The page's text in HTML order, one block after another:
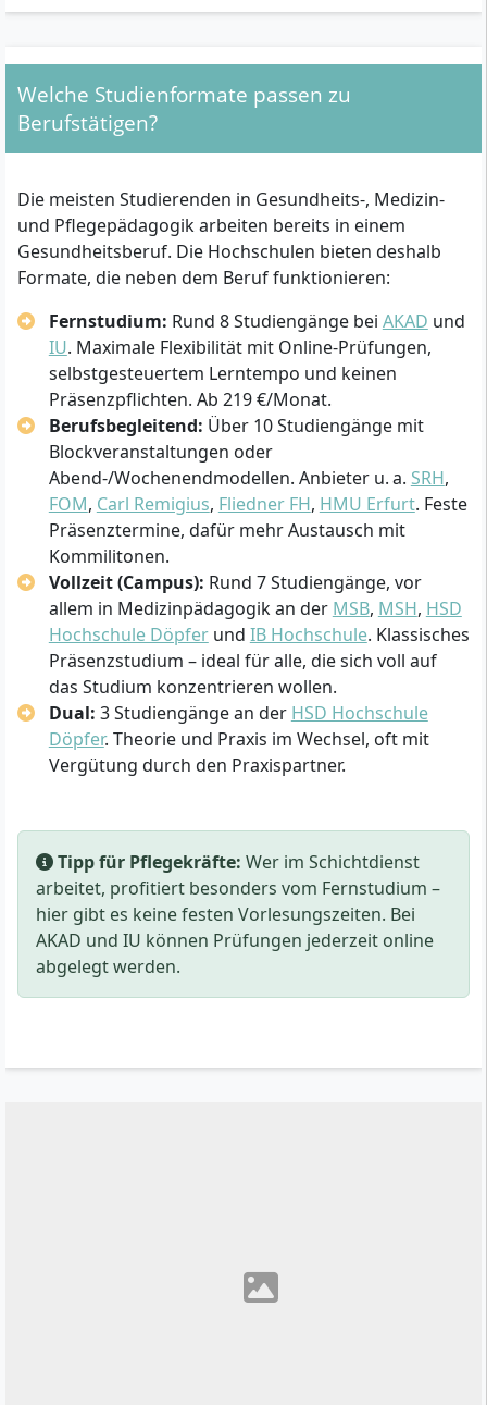
Welche Studienformate passen zu
Berufstätigen?
Die meisten Studierenden in Gesundheits-, Medizin-
und Pflegepädagogik arbeiten bereits in einem
Gesundheitsberuf. Die Hochschulen bieten deshalb
Formate, die neben dem Beruf funktionieren:
Fernstudium: Rund 8 Studiengänge bei AKAD und
IU. Maximale Flexibilität mit Online-Prüfungen,
selbstgesteuertem Lerntempo und keinen
Präsenzpflichten. Ab 219 €/Monat.
Berufsbegleitend: Über 10 Studiengänge mit
Blockveranstaltungen oder
Abend-/Wochenendmodellen. Anbieter u. a. SRH,
FOM, Carl Remigius, Fliedner FH, HMU Erfurt. Feste
Präsenztermine, dafür mehr Austausch mit
Kommilitonen.
Vollzeit (Campus): Rund 7 Studiengänge, vor
allem in Medizinpädagogik an der MSB, MSH, HSD
Hochschule Döpferund IB Hochschule. Klassisches
Präsenzstudium – ideal für alle, die sich voll auf
das Studium konzentrieren wollen.
Dual: 3 Studiengänge an der HSD Hochschule
Döpfer. Theorie und Praxis im Wechsel, oft mit
Vergütung durch den Praxispartner.
Tipp für Pflegekräfte: Wer im Schichtdienst
arbeitet, profitiert besonders vom Fernstudium –
hier gibt es keine festen Vorlesungszeiten. Bei
AKAD und IU können Prüfungen jederzeit online
abgelegt werden.